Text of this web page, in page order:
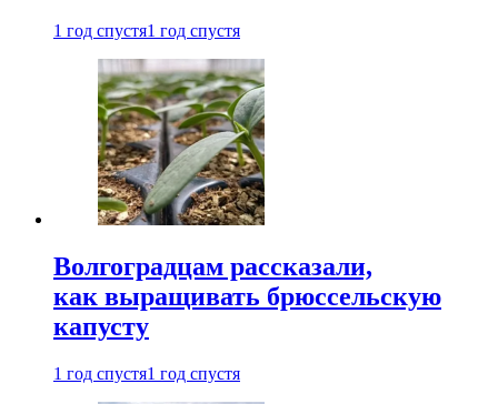
1 год спустя1 год спустя
Волгоградцам рассказали,
как выращивать брюссельскую
капусту
1 год спустя1 год спустя